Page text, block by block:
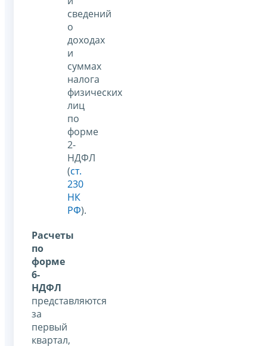
сведений
о
доходах
и
суммах
налога
физических
лиц
по
форме
2-
НДФЛ
(ст.
230
НК
РФ).
Расчеты
по
форме
6-
НДФЛ
представляются
за
первый
квартал,